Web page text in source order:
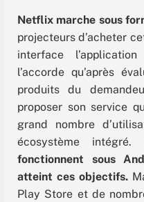
Netflix marche sous
projecteurs d’acheter
interface
l’accorde qu’après
produits du
proposer son service
grand nombre
écosystème intégré.
fonctionnent sous
atteint ces objectifs.
Play Store et de